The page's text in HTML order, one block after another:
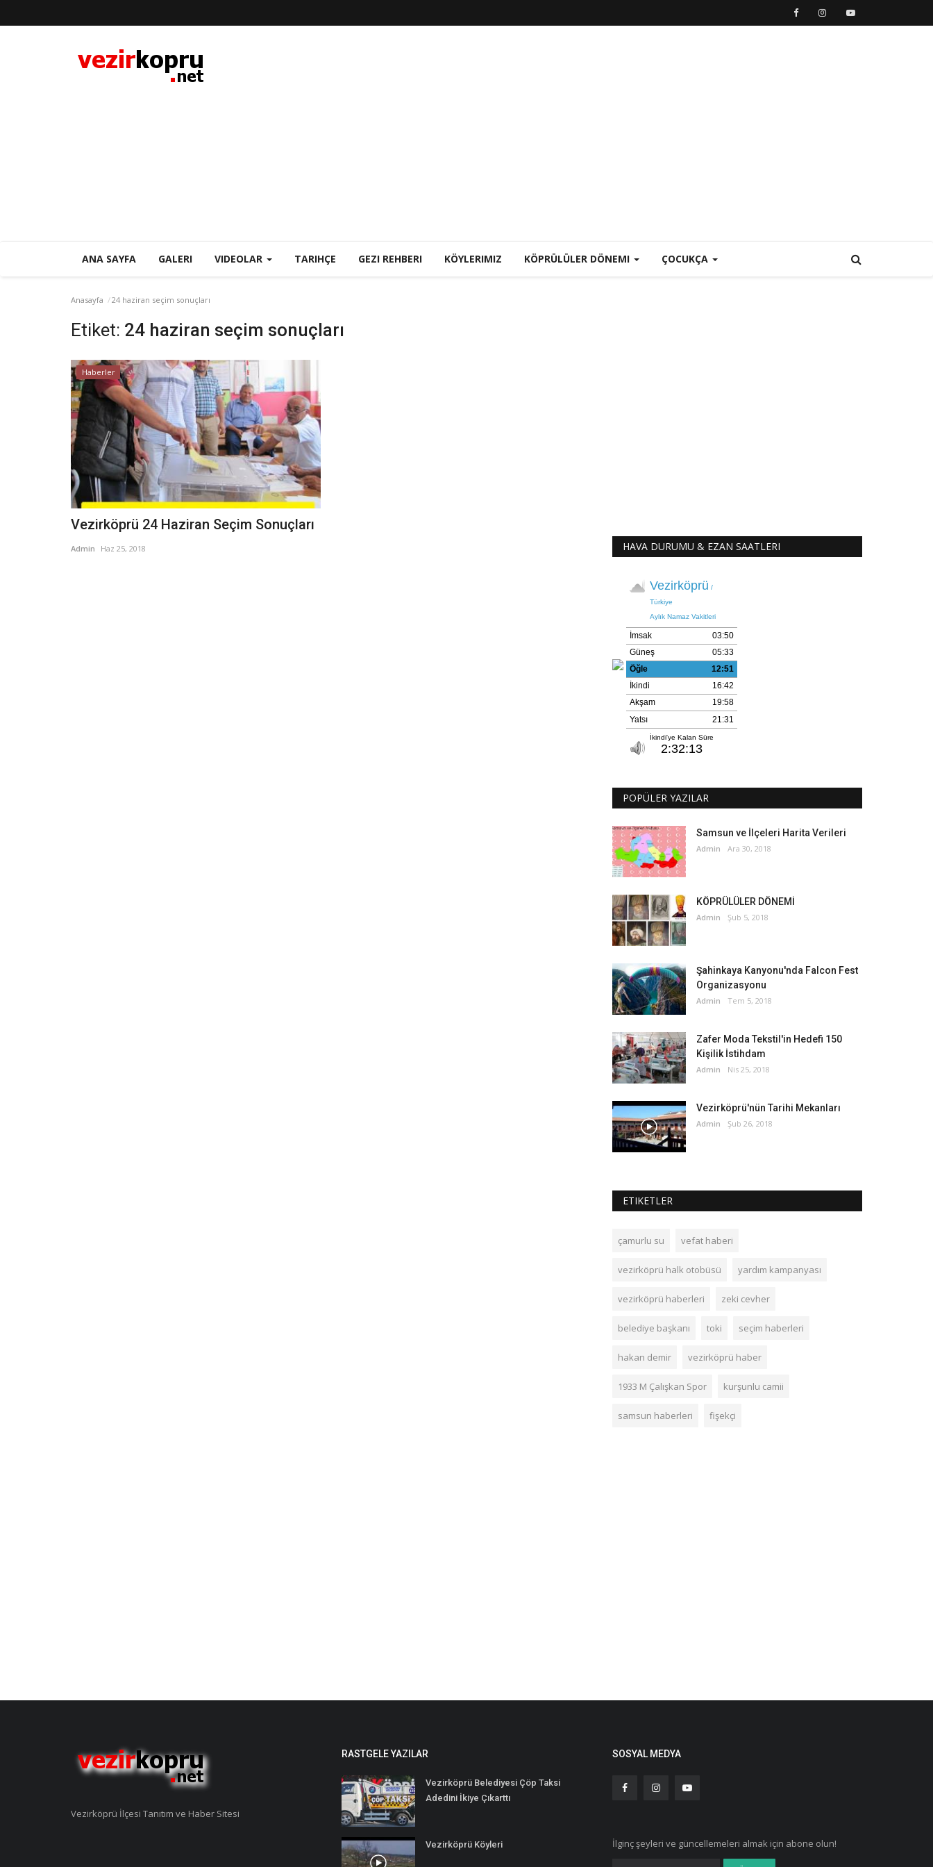
ANA SAYFA GALERI VIDEOLAR TARIHÇE GEZI REHBERI KÖYLERIMIZ KÖPRÜLÜLER DÖNEMI ÇOCUKÇA
Anasayfa 24 haziran seçim sonuçları
Etiket: 24 haziran seçim sonuçları
Haberler
Vezirköprü 24 Haziran Seçim Sonuçları
Admin Haz 25, 2018 HAVA DURUMU & EZAN SAATLERI
POPÜLER YAZILAR
Samsun ve İlçeleri Harita Verileri
Admin Ara 30, 2018
KÖPRÜLÜLER DÖNEMİ
Admin Şub 5, 2018
Şahinkaya Kanyonu'nda Falcon Fest
Organizasyonu
Admin Tem 5, 2018
Zafer Moda Tekstil'in Hedefi 150
Kişilik İstihdam
Admin Nis 25, 2018
Vezirköprü'nün Tarihi Mekanları
Admin Şub 26, 2018
ETIKETLER
çamurlu su vefat haberi
vezirköprü halk otobüsü yardım kampanyası
vezirköprü haberleri zeki cevher
belediye başkanı toki seçim haberleri
hakan demir vezirköprü haber
1933 M Çalışkan Spor kurşunlu camii
samsun haberleri fişekçi
Vezirköprü İlçesi Tanıtım ve Haber Sitesi
RASTGELE YAZILAR
Vezirköprü Belediyesi Çöp Taksi
Adedini İkiye Çıkarttı
Vezirköprü Köyleri
SOSYAL MEDYA
İlginç şeyleri ve güncellemeleri almak için abone olun!